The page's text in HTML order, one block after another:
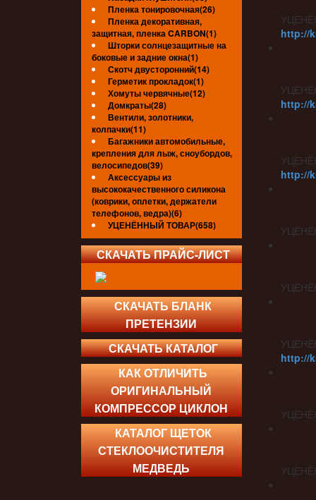
Пленка тонировочная(26)
Пленка декоративная,
защитная, пленка CARBON(1)
Шторки солнцезащитные на
боковые и задние окна(1)
Скотч двусторонний(14)
Герметик прокладок(1)
Хомуты червячные(12)
Домкраты(28)
Вентили, золотники,
колпачки(11)
Багажники автомобильные,
крепления для лыж, сноубордов,
велосипедов(39)
Аксессуары из
высококачественного силикона
(коврики, оплетки, держатели
телефонов, ведра)(6)
УЦЕНЁННЫЙ ТОВАР(658)
СКАЧАТЬ ПРАЙС-ЛИСТ
СКАЧАТЬ БЛАНК
ПРЕТЕНЗИИ
СКАЧАТЬ КАТАЛОГ
КАК ОТЛИЧИТЬ
ОРИГИНАЛЬНЫЙ
КОМПРЕССОР ЦИКЛОН
КАТАЛОГ ЩЕТОК
СТЕКЛООЧИСТИТЕЛЯ
МЕДВЕДЬ
http://
http://
http://
http://